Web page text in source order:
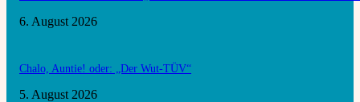
6. August 2026
Chalo, Auntie! oder: „Der Wut-TÜV“
5. August 2026